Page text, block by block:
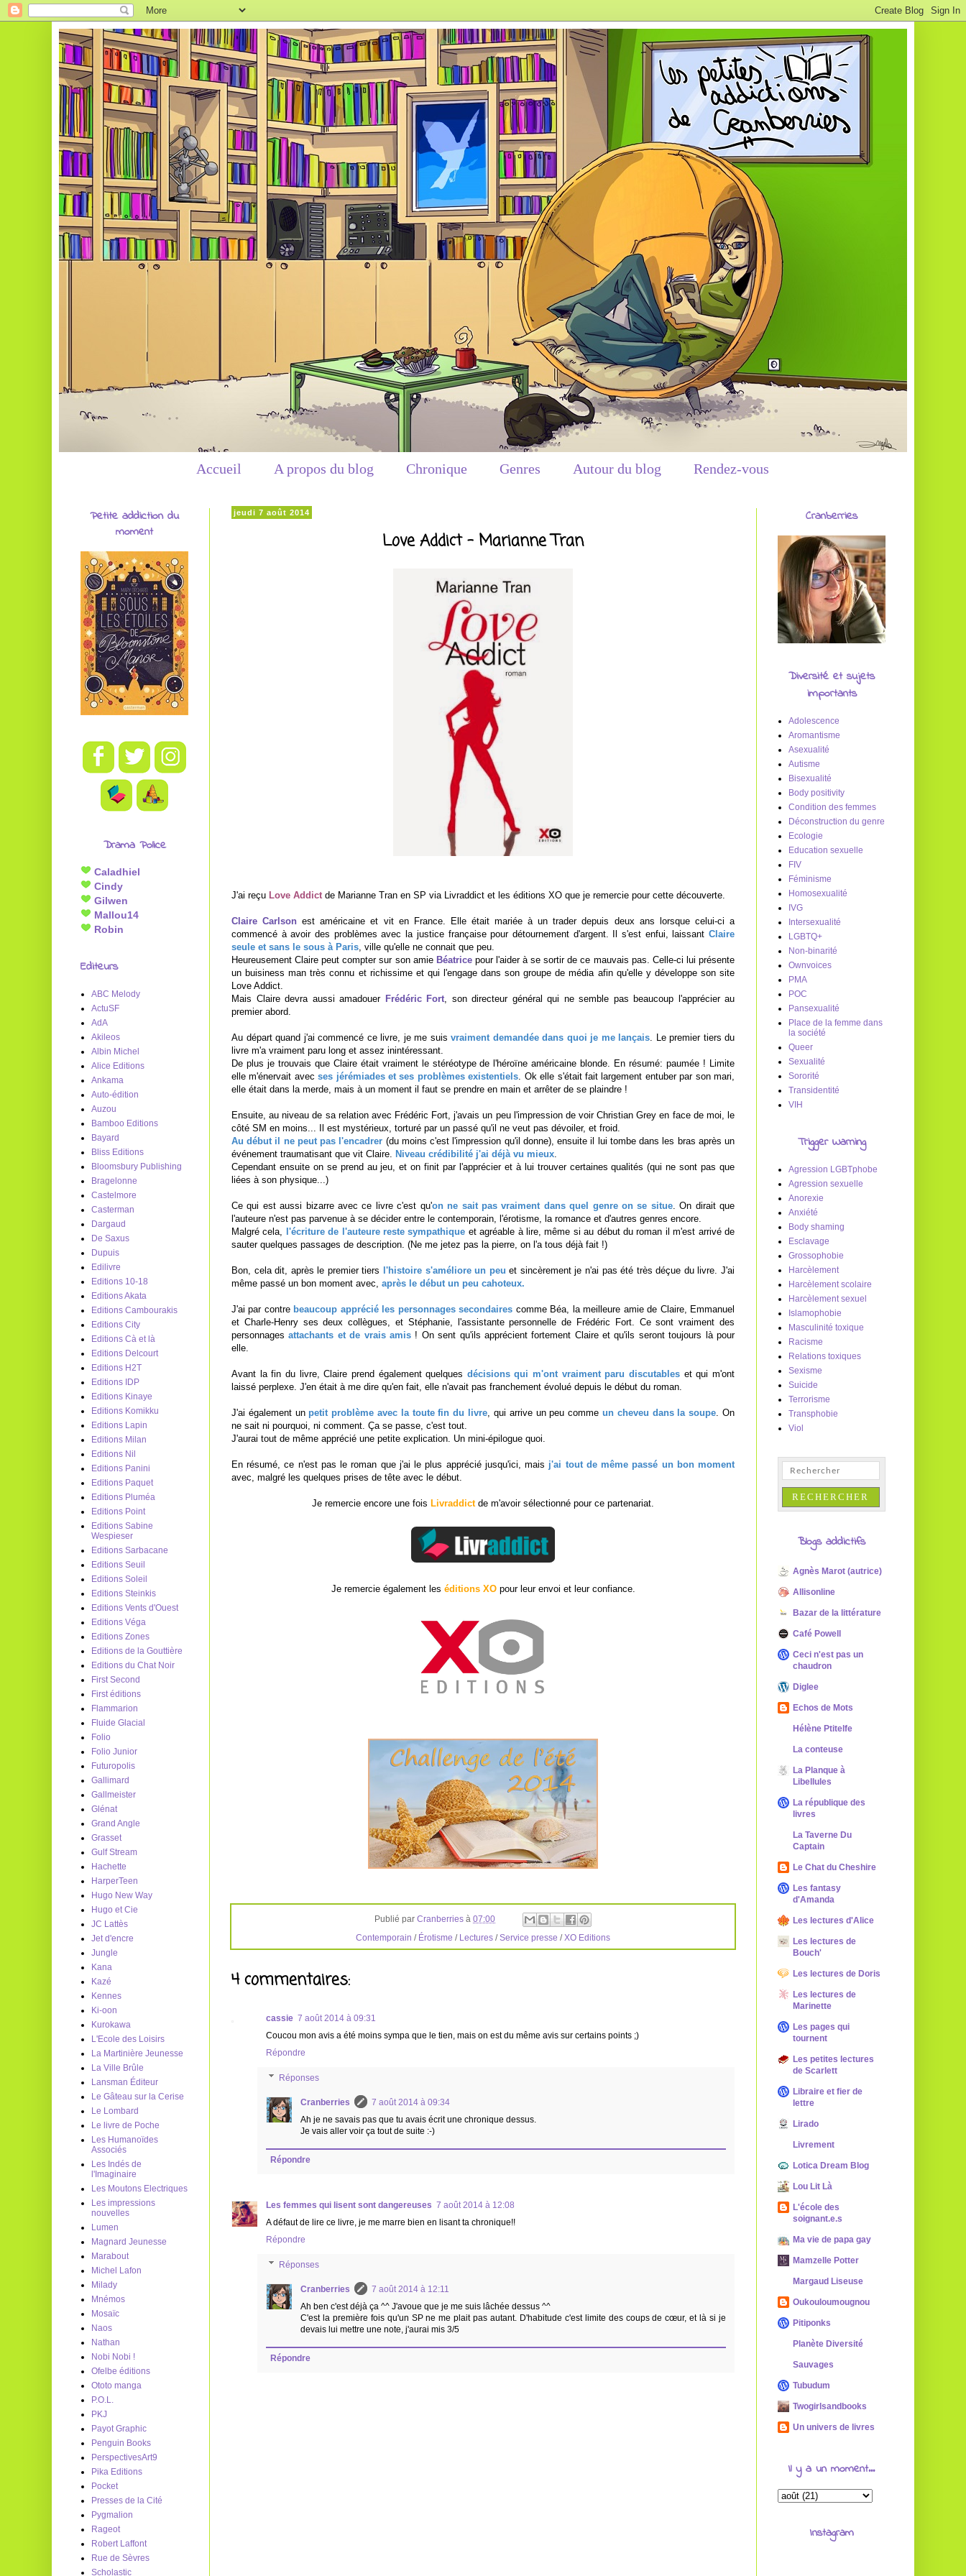
Accueil A propos du blog Chronique Genres Autour du blog Rendez-vous
jeudi 7 août 2014
Love Addict - Marianne Tran
J'ai reçu Love Addict de Marianne Tran en SP via Livraddict et les éditions XO que je remercie pour cette découverte.
Claire Carlson est américaine et vit en France. Elle était mariée à un trader depuis deux ans lorsque celui-ci a
commencé à avoir des problèmes avec la justice française pour détournement d'argent. Il s'est enfui, laissant Claire
seule et sans le sous à Paris , ville qu'elle ne connait que peu.
Heureusement Claire peut compter sur son amie Béatricepour l'aider à se sortir de ce mauvais pas. Celle-ci lui présente
un buisiness man très connu et richissime et qui l'engage dans son groupe de média afin qu'elle y développe son site
Love Addict.
Mais Claire devra aussi amadouer Frédéric Fort , son directeur général qui ne semble pas beaucoup l'apprécier au
premier abord.
Au départ quand j'ai commencé ce livre, je me suis vraiment demandée dans quoi je me lançais . Le premier tiers du
livre m'a vraiment paru long et assez inintéressant.
De plus je trouvais que Claire était vraiment le stéréotype de l'héroïne américaine blonde. En résumé: paumée ! Limite
elle m'énervait avecses jérémiades et ses problèmes existentiels . Ok elle s'était fait largement entuber par son mari,
elle était dans la merde, mais à un moment il faut se prendre en main et arrêter de se plaindre !
Ensuite, au niveau de sa relation avec Frédéric Fort, j'avais un peu l'impression de voir Christian Grey en face de moi, le
côté SM en moins... Il est mystérieux, torturé par un passé qu'il ne veut pas dévoiler, et froid.
Au début il ne peut pas l'encadrer (du moins c'est l'impression qu'il donne), ensuite il lui tombe dans les bras après un
événement traumatisant que vit Claire. Niveau crédibilité j'ai déjà vu mieux
Cependant ensuite on se prend au jeu, et on finit par l'apprécier et à lui trouver certaines qualités (qui ne sont pas que
liées à son physique...)
Ce qui est aussi bizarre avec ce livre c'est qu'on ne sait pas vraiment dans quel genre on se situe. On dirait que
l'auteure n'est pas parvenue à se décider entre le contemporain, l'érotisme, la romance et d'autres genres encore.
Malgré cela, l'écriture de l'auteure reste sympathique et agréable à lire, même si au début du roman il m'est arrivé de
sauter quelques passages de description. (Ne me jetez pas la pierre, on l'a tous déjà fait !)
Bon, cela dit, après le premier tiers l'histoire s'améliore un peu et sincèrement je n'ai pas été très déçue du livre. J'ai
même passé un bon moment avec, après le début un peu cahoteux.
J'ai par contre beaucoup apprécié les personnages secondaires comme Béa, la meilleure amie de Claire, Emmanuel
et Charle-Henry ses deux collègues, et Stéphanie, l'assistante personnelle de Frédéric Fort. Ce sont vraiment des
personnagesattachants et de vrais amis! On sent qu'ils apprécient fortement Claire et qu'ils seront toujours là pour
elle.
Avant la fin du livre, Claire prend également quelques décisions qui m'ont vraiment paru discutables et qui m'ont
laissé perplexe. J'en était à me dire qu'en fait, elle n'avait pas franchement évolué depuis le début du roman.
J'ai également un petit problème avec la toute fin du livre , qui arrive un peu comme un cheveu dans la soupe . On
ne sait ni pourquoi, ni comment. Ça se passe, c'est tout.
J'aurai tout de même apprécié une petite explication. Un mini-épilogue quoi.
En résumé, ce n'est pas le roman que j'ai le plus apprécié jusqu'ici, mais j'ai tout de même passé un bon moment
avec, malgré les quelques prises de tête avec le début.
Je remercie encore une fois Livraddict de m'avoir sélectionné pour ce partenariat.
Je remercie également les éditions XOpour leur envoi et leur confiance.
Publié par Cranberries à 07:00
Contemporain / Érotisme / Lectures /Service presse /XO Editions
4 commentaires:
cassie 7 août 2014 à 09:31
Coucou mon avis a été moins sympa que le tien, mais on est du même avis sur certains points ;)
Répondre
Réponses
Cranberries
7 août 2014 à 09:34
Ah je ne savais pas que tu avais écrit une chronique dessus.
Je vais aller voir ça tout de suite :-)
Répondre
Les femmes qui lisent sont dangereuses 7 août 2014 à 12:08
A défaut de lire ce livre, je me marre bien en lisant ta chronique!!
Répondre
Réponses
Cranberries
7 août 2014 à 12:11
Ah ben c'est déjà ça ^^ J'avoue que je me suis lâchée dessus ^^
C'est la première fois qu'un SP ne me plait pas autant. D'habitude c'est limite des coups de cœur, et là si je
devais lui mettre une note, j'aurai mis 3/5
Répondre
Petite addiction du
moment
Drama Police
Caladhiel
Cindy
Gilwen
Mallou14
Robin
Editeurs
ABC Melody
ActuSF
AdA
Akileos
Albin Michel
Alice Editions
Ankama
Auto-édition
Auzou
Bamboo Editions
Bayard
Bliss Editions
Bloomsbury Publishing
Bragelonne
Castelmore
Casterman
Dargaud
De Saxus
Dupuis
Edilivre
Editions 10-18
Editions Akata
Editions Cambourakis
Editions City
Editions Cà et là
Editions Delcourt
Editions H2T
Editions IDP
Editions Kinaye
Editions Komikku
Editions Lapin
Editions Milan
Editions Nil
Editions Panini
Editions Paquet
Editions Pluméa
Editions Point
Editions Sabine
Wespieser
Editions Sarbacane
Editions Seuil
Editions Soleil
Editions Steinkis
Editions Vents d'Ouest
Editions Véga
Editions Zones
Editions de la Gouttière
Editions du Chat Noir
First Second
First éditions
Flammarion
Fluide Glacial
Folio
Folio Junior
Futuropolis
Gallimard
Gallmeister
Glénat
Grand Angle
Grasset
Gulf Stream
Hachette
HarperTeen
Hugo New Way
Hugo et Cie
JC Lattès
Jet d'encre
Jungle
Kana
Kazé
Kennes
Ki-oon
Kurokawa
L'Ecole des Loisirs
La Martinière Jeunesse
La Ville Brûle
Lansman Éditeur
Le Gâteau sur la Cerise
Le Lombard
Le livre de Poche
Les Humanoïdes
Associés
Les Indés de
l'Imaginaire
Les Moutons Electriques
Les impressions
nouvelles
Lumen
Magnard Jeunesse
Marabout
Michel Lafon
Milady
Mnémos
Mosaïc
Naos
Nathan
Nobi Nobi !
Ofelbe éditions
Ototo manga
P.O.L.
PKJ
Payot Graphic
Penguin Books
PerspectivesArt9
Pika Editions
Pocket
Presses de la Cité
Pygmalion
Rageot
Robert Laffont
Rue de Sèvres
Scholastic
Cranberries
Diversité et sujets
importants
Adolescence
Aromantisme
Asexualité
Autisme
Bisexualité
Body positivity
Condition des femmes
Déconstruction du genre
Ecologie
Education sexuelle
FIV
Féminisme
Homosexualité
IVG
Intersexualité
LGBTQ+
Non-binarité
Ownvoices
PMA
POC
Pansexualité
Place de la femme dans
la société
Queer
Sexualité
Sororité
Transidentité
VIH
Trigger Warning
Agression LGBTphobe
Agression sexuelle
Anorexie
Anxiété
Body shaming
Esclavage
Grossophobie
Harcèlement
Harcèlement scolaire
Harcèlement sexuel
Islamophobie
Masculinité toxique
Racisme
Relations toxiques
Sexisme
Suicide
Terrorisme
Transphobie
Viol
Blogs addictifs
Agnès Marot (autrice)
Allisonline
Bazar de la littérature
Café Powell
Ceci n'est pas un
chaudron
Diglee
Echos de Mots
Hélène Ptitelfe
La conteuse
La Planque à
Libellules
La république des
livres
La Taverne Du
Captain
Le Chat du Cheshire
Les fantasy
d'Amanda
Les lectures d'Alice
Les lectures de
Bouch'
Les lectures de Doris
Les lectures de
Marinette
Les pages qui
tournent
Les petites lectures
de Scarlett
Libraire et fier de
lettre
Lirado
Livrement
Lotica Dream Blog
Lou Lit Là
L'école des
soignant.e.s
Ma vie de papa gay
Mamzelle Potter
Margaud Liseuse
Oukouloumougnou
Pitiponks
Planète Diversité
Sauvages
Tubudum
Twogirlsandbooks
Un univers de livres
Il y a un moment...
Instagram